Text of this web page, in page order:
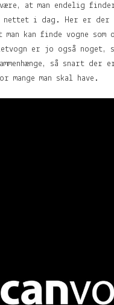
at man endelig
nettet i dag. Her er
kan finde vogne som
er jo også noget,
så snart der
mange man skal have.